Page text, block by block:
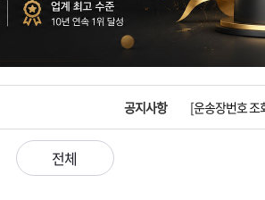
공지사항
입금확인이 안
[2026구정 연
[운송장번호 조
전체